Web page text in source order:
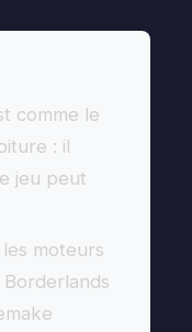
comme le
: il
jeu peut
moteurs